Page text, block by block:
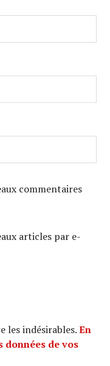
commentaires
articles par e-
les indésirables.En
de vos